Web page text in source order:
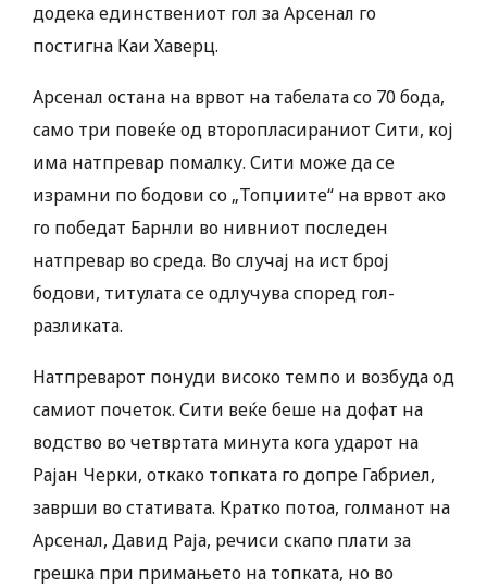
додека единствениот гол за Арсенал го
постигна Каи Хаверц.
Арсенал остана на врвот на табелата со 70 бода,
само три повеќе од второпласираниот Сити, кој
има натпревар помалку. Сити може да се
израмни по бодови со „Топџиите“ на врвот ако
го победат Барнли во нивниот последен
натпревар во среда. Во случај на ист број
бодови, титулата се одлучува според гол-
разликата.
Натпреварот понуди високо темпо и возбуда од
самиот почеток. Сити веќе беше на дофат на
водство во четвртата минута кога ударот на
Рајан Черки, откако топката го допре Габриел,
заврши во стативата. Кратко потоа, голманот на
Арсенал, Давид Раја, речиси скапо плати за
грешка при примањето на топката, но во